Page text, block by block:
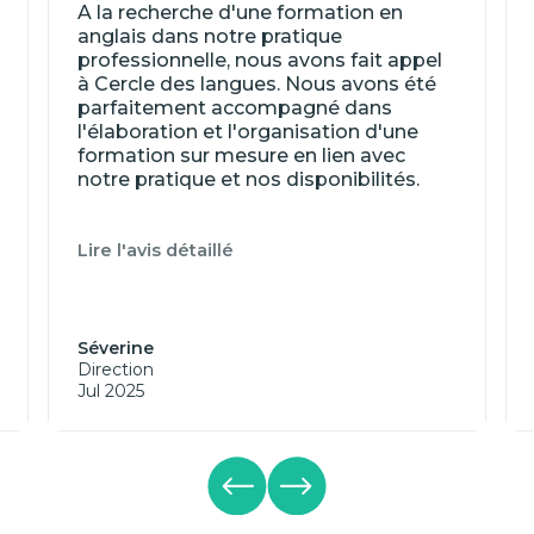
A la recherche d'une formation en
anglais dans notre pratique
professionnelle, nous avons fait appel
à Cercle des langues. Nous avons été
parfaitement accompagné dans
l'élaboration et l'organisation d'une
formation sur mesure en lien avec
notre pratique et nos disponibilités.
Lire l'avis détaillé
Séverine
Direction
Jul 2025